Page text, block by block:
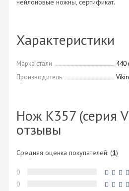
нейлоновые ножны, сертификат.
Характеристики
Марка стали
440
Производитель
Нож K357 (серия
отзывы
Средняя оценка покупателей: (1)
0
0